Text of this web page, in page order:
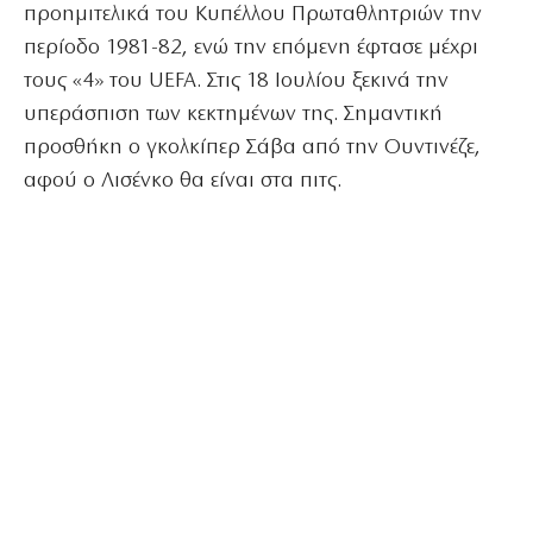
προημιτελικά του Κυπέλλου Πρωταθλητριών την
περίοδο 1981-82, ενώ την επόμενη έφτασε μέχρι
τους «4» του UEFA. Στις 18 Ιουλίου ξεκινά την
υπεράσπιση των κεκτημένων της. Σημαντική
προσθήκη ο γκολκίπερ Σάβα από την Ουντινέζε,
αφού ο Λισένκο θα είναι στα πιτς.